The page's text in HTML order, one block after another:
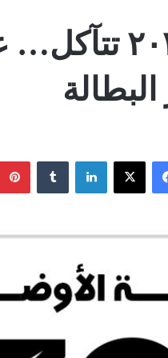
رؤية ٢٠٣٠
فيسبوك X لينكدإن